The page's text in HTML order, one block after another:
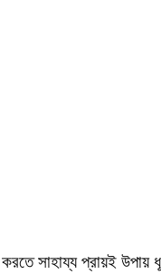
সাহায্য প্রায়ই উপায়